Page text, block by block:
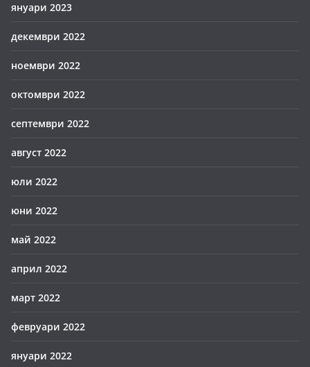
януари 2023
декември 2022
ноември 2022
октомври 2022
септември 2022
август 2022
юли 2022
юни 2022
май 2022
април 2022
март 2022
февруари 2022
януари 2022